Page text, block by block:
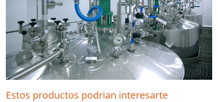
Estos productos podrian interesarte